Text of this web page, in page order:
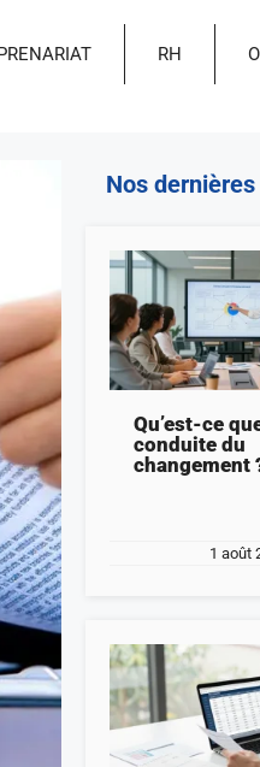
RH
Nos
Qu’est-ce
conduite du
changement
1 août